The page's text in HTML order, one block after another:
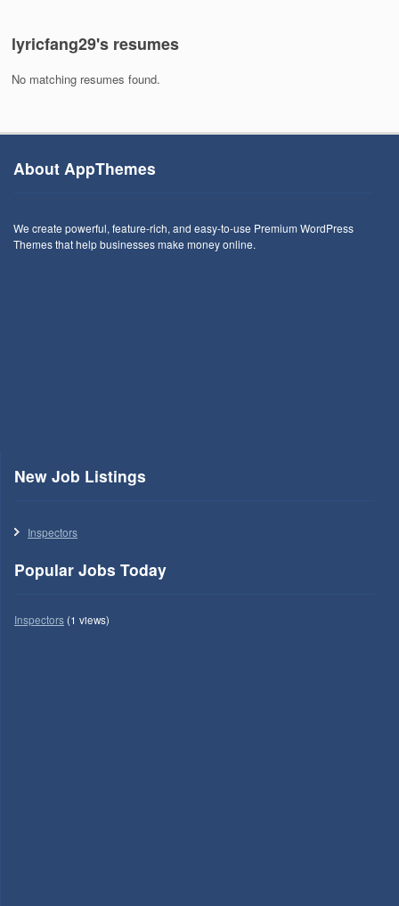
lyricfang29's resumes
No matching resumes found.
About AppThemes
We create powerful, feature-rich, and easy-to-use Premium WordPress
Themes that help businesses make money online.
New Job Listings
Inspectors
Popular Jobs Today
Inspectors(1 views)